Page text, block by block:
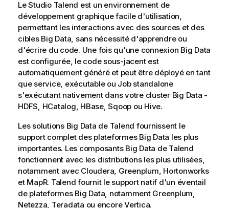
LeStudio Talend est un environnement de
développement graphique facile d'utilisation,
permettant les interactions avec des sources et des
cibles Big Data, sans nécessité d'apprendre ou
d'écrire du code. Une fois qu'une connexion Big Data
est configurée, le code sous-jacent est
automatiquement généré et peut être déployé en tant
que service, exécutable ou Job standalone
s'exécutant nativement dans votre cluster Big Data -
HDFS, HCatalog, HBase, Sqoop ou Hive.
Les solutions Big Data de Talend fournissent le
support complet des plateformes Big Data les plus
importantes. Les composants Big Data de Talend
fonctionnent avec les distributions les plus utilisées,
notamment avec Cloudera, Greenplum, Hortonworks
et MapR. Talend fournit le support natif d'un éventail
de plateformes Big Data, notamment Greenplum,
Netezza, Teradata ou encore Vertica.